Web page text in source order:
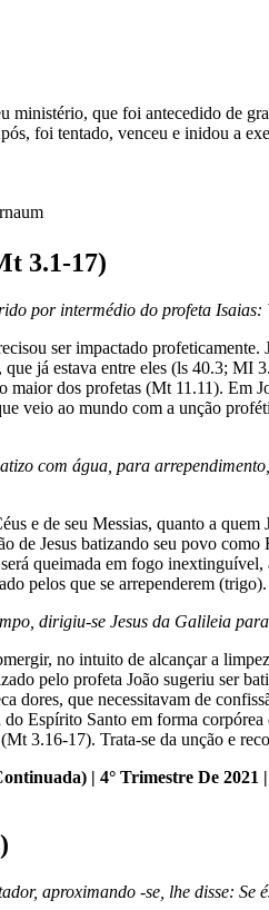
ministério, que foi antecedido de
foi tentado, venceu e inidou a
3.1-17)
por intermédio do profeta
ser impactado
já estava entre eles (ls 40.3; MI
maior dos profetas (Mt 11.11).
veio ao mundo com a unção
com água, para
e de seu Messias, quanto a
de Jesus batizando seu povo
queimada em fogo inextinguível,
pelos que se arrependerem (trigo).
dirigiu-se Jesus da Galileia
no intuito de alcançar a
pelo profeta João sugeriu ser
dores, que necessitavam de
do Espírito Santo em forma
3.16-17). Trata-se da unção e
| 4° Trimestre De 2021
aproximando -se, lhe disse: Se